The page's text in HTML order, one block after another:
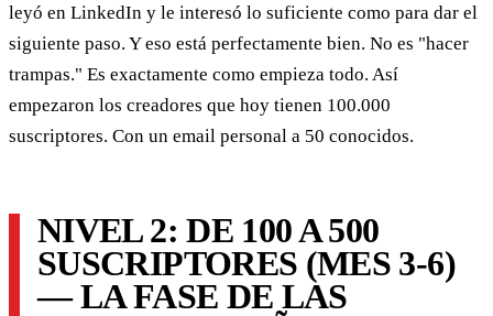
leyó en LinkedIn y le interesó lo suficiente como para dar el
siguiente paso. Y eso está perfectamente bien. No es "hacer
trampas." Es exactamente como empieza todo. Así
empezaron los creadores que hoy tienen 100.000
suscriptores. Con un email personal a 50 conocidos.
NIVEL 2: DE 100 A 500
SUSCRIPTORES (MES 3-6)
— LA FASE DE LAS